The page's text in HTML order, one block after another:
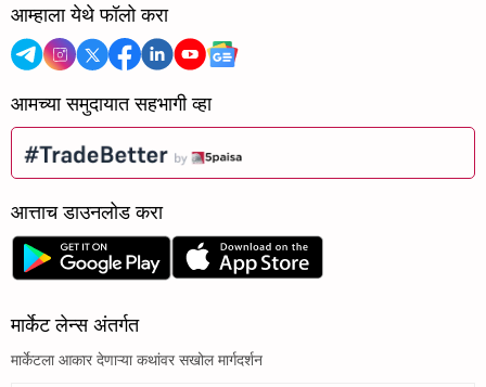
आम्हाला येथे फॉलो करा
आमच्या समुदायात सहभागी व्हा
आत्ताच डाउनलोड करा
मार्केट लेन्स अंतर्गत
मार्केटला आकार देणाऱ्या कथांवर सखोल मार्गदर्शन